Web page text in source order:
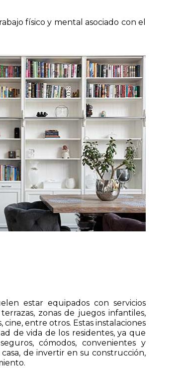
físico y mental asociado con el
estar equipados con servicios
zonas de juegos infantiles,
cine, entre otros. Estas instalaciones
de vida de los residentes, ya que
cómodos, convenientes y
de invertir en su construcción,